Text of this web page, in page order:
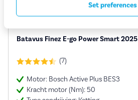
Batavus Finez E-go Power Smart 2025
(7)
Motor: Bosch Active Plus BES3
Kracht motor (Nm): 50
Set preferences